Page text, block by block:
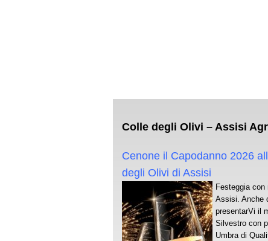
Colle degli Olivi – Assisi
Cenone il Capodanno 2026
degli Olivi di Assisi
Festeggia con
Assisi. Anche
presentarVi il
Silvestro con
Umbra di